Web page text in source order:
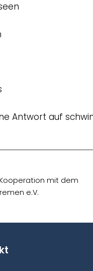
Antwort auf
mit dem
e.V.